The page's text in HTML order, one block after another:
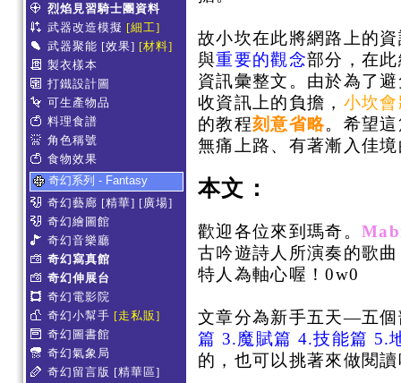
烈焰見習騎士團資料
武器改造模擬 [細工]
武器聚能 [效果] [材料]
製衣樣本
打鐵設計圖
可生產物品
料理食譜
角色稱號
食物效果
奇幻系列 - Fantasy
奇幻藝廊 [精華] [廣場]
奇幻繪圖館
奇幻音樂廳
奇幻寫真館
奇幻伸展台
奇幻電影院
奇幻小幫手 [走私販]
奇幻圖書館
奇幻氣象局
奇幻留言版 [精華區]
故小坎在此將網路上的
與重要的觀念部分，在
資訊彙整文。由於為了
收資訊上的負擔， 小坎
的教程刻意省略。希望
無痛上路、有著漸入佳
本文：
歡迎各位來到瑪奇。
古吟遊詩人所演奏的歌
特人為軸心喔！0w0
文章分為新手五天—五
篇 3.魔賦篇 4.技能篇 5.
的，也可以挑著來做閱